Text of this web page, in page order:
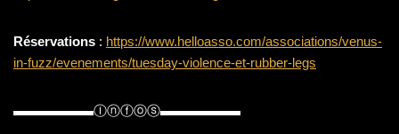
Réservations : https://www.helloasso.com/associations/venus-
in-fuzz/evenements/tuesday-violence-et-rubber-legs
▬▬▬▬▬▬Ⓘⓝⓕⓞⓢ▬▬▬▬▬▬